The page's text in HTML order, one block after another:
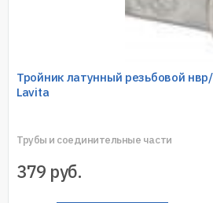
Тройник латунный резьбовой
Lavita
Трубы и соединительные части
379 руб.